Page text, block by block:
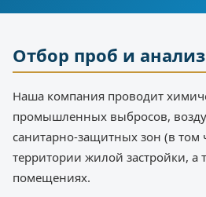
Отбор проб и
Наша компания проводит
промышленных выбросов,
санитарно-защитных зон (в том
территории жилой застройки, а
помещениях.